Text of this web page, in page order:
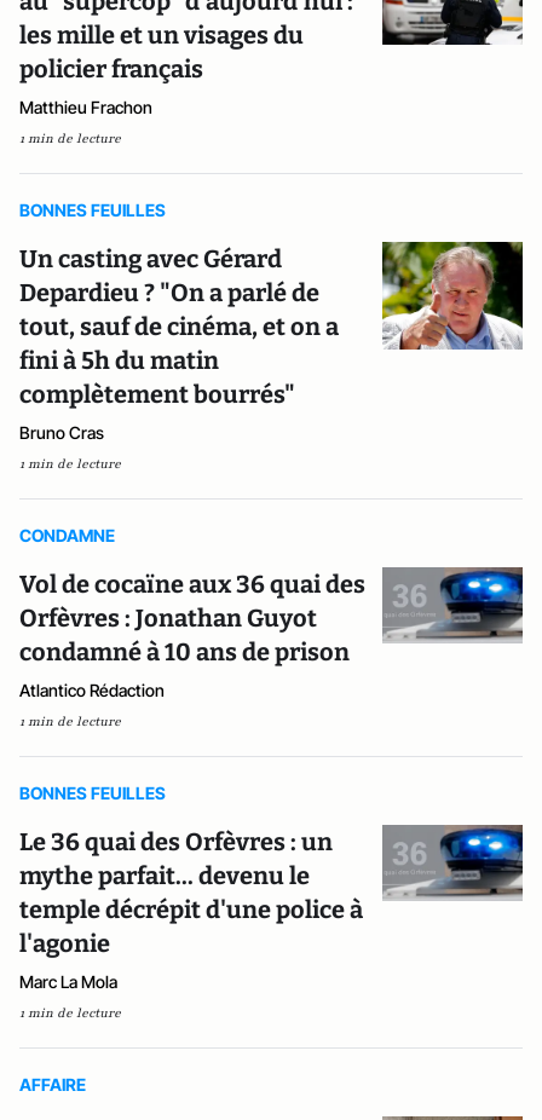
les mille et un visages du
policier français
Matthieu Frachon
1 min de lecture
BONNES FEUILLES
Un casting avec Gérard
Depardieu ? "On a parlé de
tout, sauf de cinéma, et on a
fini à 5h du matin
complètement bourrés"
Bruno Cras
1 min de lecture
CONDAMNE
Vol de cocaïne aux 36 quai des
Orfèvres : Jonathan Guyot
condamné à 10 ans de prison
Atlantico Rédaction
1 min de lecture
BONNES FEUILLES
Le 36 quai des Orfèvres : un
mythe parfait... devenu le
temple décrépit d'une police à
l'agonie
Marc La Mola
1 min de lecture
AFFAIRE